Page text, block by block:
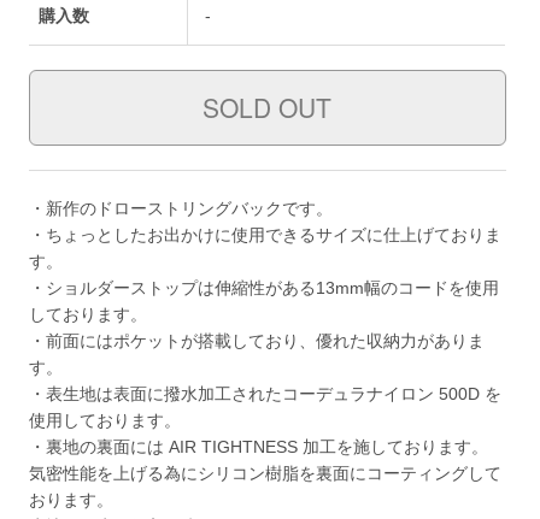
購入数 -
・新作のドローストリングバックです。
・ちょっとしたお出かけに使用できるサイズに仕上げておりま
す。
・ショルダーストップは伸縮性がある13mm幅のコードを使用
しております。
・前面にはポケットが搭載しており、優れた収納力がありま
す。
・表生地は表面に撥水加工されたコーデュラナイロン 500D を
使用しております。
・裏地の裏面には AIR TIGHTNESS 加工を施しております。
気密性能を上げる為にシリコン樹脂を裏面にコーティングして
おります。